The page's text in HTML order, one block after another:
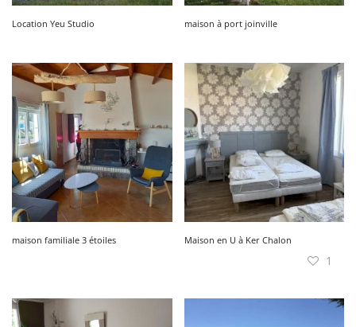
Location Yeu Studio maison à port joinville
maison familiale 3 étoiles Maison en U à Ker Chalon
1